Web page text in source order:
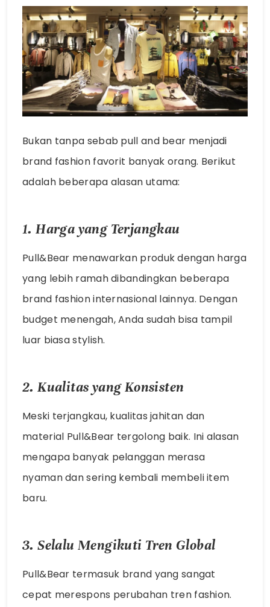
Bukan tanpa sebab pull and bear menjadi
brand fashion favorit banyak orang. Berikut
adalah beberapa alasan utama:
1. Harga yang Terjangkau
Pull&Bear menawarkan produk dengan harga
yang lebih ramah dibandingkan beberapa
brand fashion internasional lainnya. Dengan
budget menengah, Anda sudah bisa tampil
luar biasa stylish.
2. Kualitas yang Konsisten
Meski terjangkau, kualitas jahitan dan
material Pull&Bear tergolong baik. Ini alasan
mengapa banyak pelanggan merasa
nyaman dan sering kembali membeli item
baru.
3. Selalu Mengikuti Tren Global
Pull&Bear termasuk brand yang sangat
cepat merespons perubahan tren fashion.